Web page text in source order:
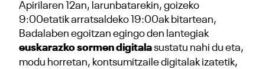
Apirilaren 12an, larunbatarekin, goizeko
9:00etatik arratsaldeko 19:00ak bitartean,
Badalaben egoitzan egingo den lantegiak
euskarazko sormen digitalasustatu nahi du eta,
modu horretan, kontsumitzaile digitalak izatetik,